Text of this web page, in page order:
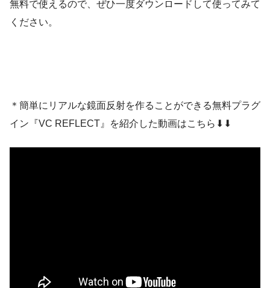
無料で使えるので、ぜひ一度ダウンロードして使ってみて
ください。
＊簡単にリアルな鏡面反射を作ることができる無料プラグ
イン『VC REFLECT』を紹介した動画はこちら⬇︎⬇︎